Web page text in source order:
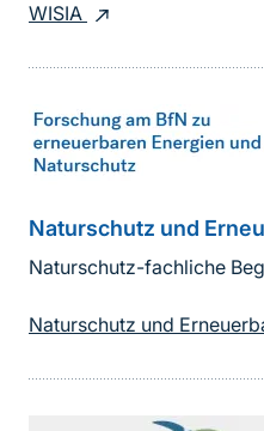
WISIA
Naturschutz und
Naturschutz-fachliche
Naturschutz und